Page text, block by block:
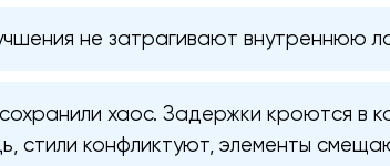
не затрагивают внутреннюю
сохранили хаос. Задержки кроются в
стили конфликтуют, элементы